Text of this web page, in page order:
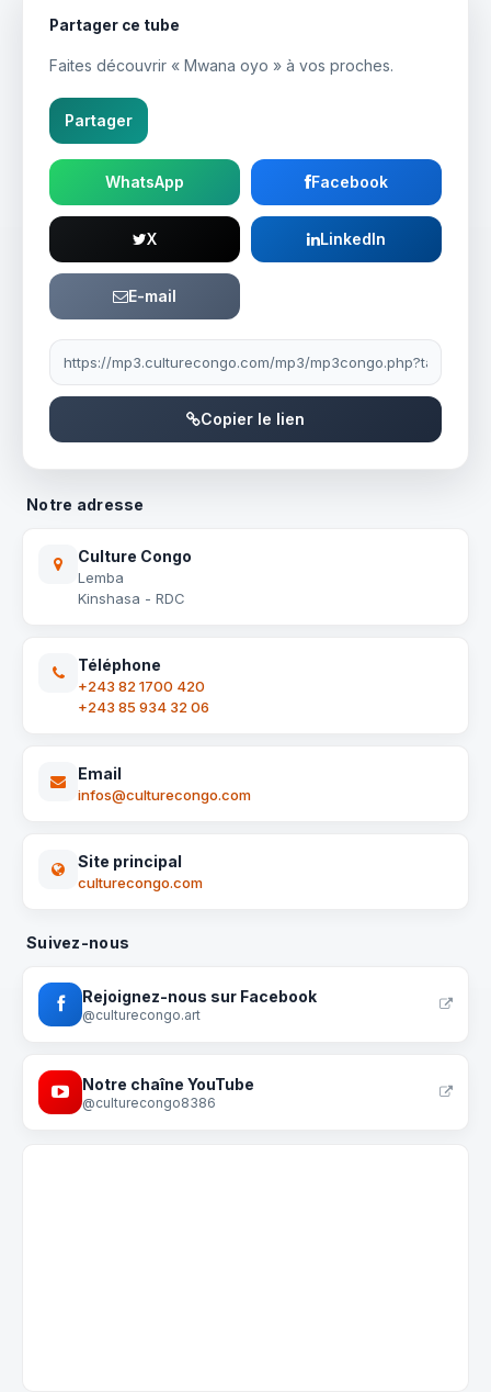
Partager ce tube
Faites découvrir « Mwana oyo » à vos proches.
Partager
WhatsApp Facebook
X LinkedIn
E-mail
Lien à partager
Copier le lien
Notre adresse
Culture Congo
Lemba
Kinshasa - RDC
Téléphone
+243 82 1700 420
+243 85 934 32 06
Email
infos@culturecongo.com
Site principal
culturecongo.com
Suivez-nous
Rejoignez-nous sur Facebook
@culturecongo.art
Notre chaîne YouTube
@culturecongo8386